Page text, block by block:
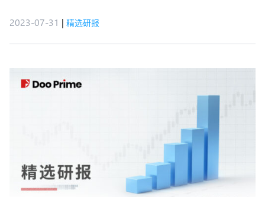
2023-07-31 | 精选研报